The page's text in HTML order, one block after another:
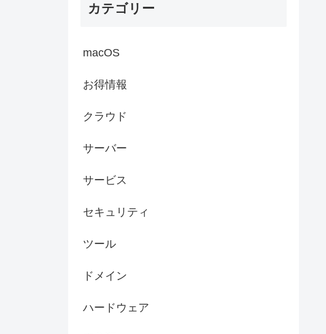
カテゴリー
macOS
お得情報
クラウド
サーバー
サービス
セキュリティ
ツール
ドメイン
ハードウェア